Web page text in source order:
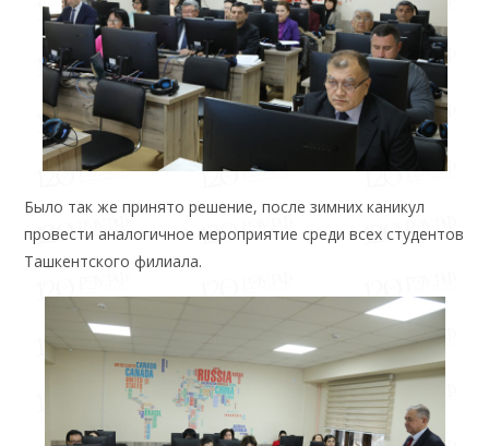
Было так же принято решение, после зимних каникул
провести аналогичное мероприятие среди всех студентов
Ташкентского филиала.